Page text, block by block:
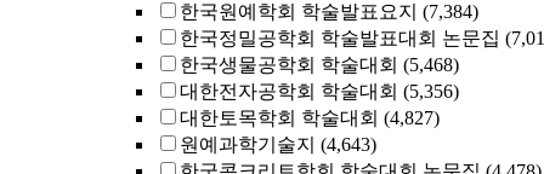
한국원예학회 학술발표요지 (7,384)
한국정밀공학회 학술발표대회 논문집
한국생물공학회 학술대회 (5,468)
대한전자공학회 학술대회 (5,356)
대한토목학회 학술대회 (4,827)
원예과학기술지 (4,643)